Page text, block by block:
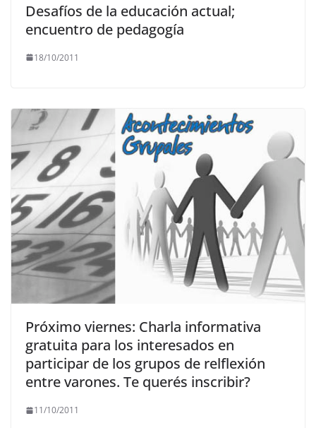
Desafíos de la educación actual;
encuentro de pedagogía
18/10/2011
Próximo viernes: Charla informativa
gratuita para los interesados en
participar de los grupos de relflexión
entre varones. Te querés inscribir?
11/10/2011